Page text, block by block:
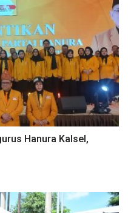
Hanura Kalsel,